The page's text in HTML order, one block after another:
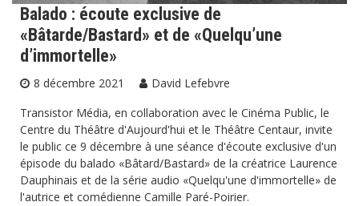
Balado : écoute exclusive de
«Bâtarde/Bastard» et de «Quelqu’une
d’immortelle»
8 décembre 2021
David Lefebvre
Transistor Média, en collaboration avec le Cinéma Public, le
Centre du Théâtre d'Aujourd'hui et le Théâtre Centaur, invite
le public ce 9 décembre à une séance d'écoute exclusive d'un
épisode du balado «Bâtard/Bastard» de la créatrice Laurence
Dauphinais et de la série audio «Quelqu'une d'immortelle» de
l'autrice et comédienne Camille Paré-Poirier.